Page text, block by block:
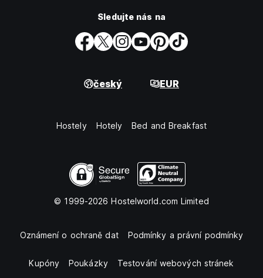
Sledujte nás na
český EUR
Hostely Hotely Bed and Breakfast
© 1999-2026 Hostelworld.com Limited
Oznámení o ochraně dat Podmínky a právní podmínky
Kupóny Poukázky Testování webových stránek